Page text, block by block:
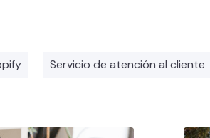
Servicio de atención al cliente